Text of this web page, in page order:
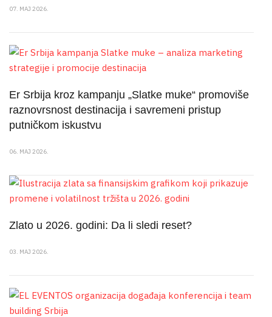
07. MAJ 2026.
Er Srbija kroz kampanju „Slatke muke“ promoviše
raznovrsnost destinacija i savremeni pristup
putničkom iskustvu
06. MAJ 2026.
Zlato u 2026. godini: Da li sledi reset?
03. MAJ 2026.